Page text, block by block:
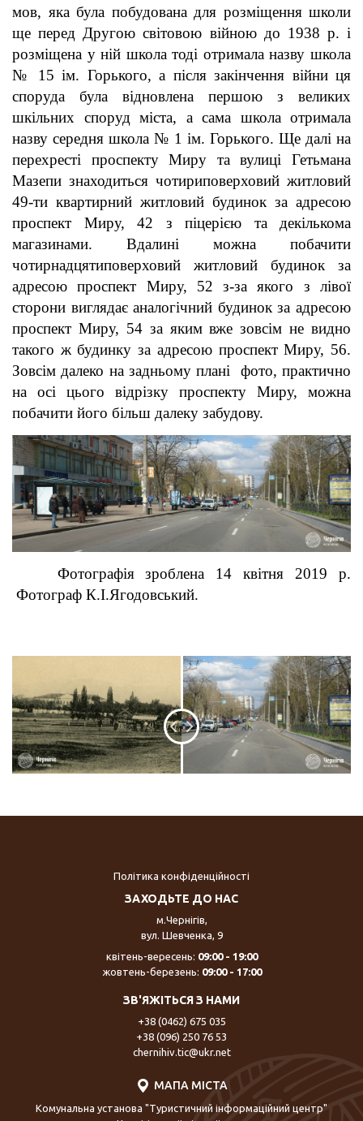
мов, яка була побудована для розміщення школи
ще перед Другою світовою війною до 1938 р. і
розміщена у ній школа тоді отримала назву школа
№ 15 ім. Горького, а після закінчення війни ця
споруда була відновлена першою з великих
шкільних споруд міста, а сама школа отримала
назву середня школа № 1 ім. Горького. Ще далі на
перехресті проспекту Миру та вулиці Гетьмана
Мазепи знаходиться чотириповерховий житловий
49-ти квартирний житловий будинок за адресою
проспект Миру, 42 з піцерією та декількома
магазинами. Вдалині можна побачити
чотирнадцятиповерховий житловий будинок за
адресою проспект Миру, 52 з-за якого з лівої
сторони виглядає аналогічний будинок за адресою
проспект Миру, 54 за яким вже зовсім не видно
такого ж будинку за адресою проспект Миру, 56.
Зовсім далеко на задньому плані фото, практично
на осі цього відрізку проспекту Миру, можна
побачити його більш далеку забудову.
Фотографія зроблена 14 квітня 2019 р.
Фотограф К.І.Ягодовський.
Політика конфіденційності
Комунальна установа "Туристичний інформаційний центр"
ЗАХОДЬТЕ ДО НАС
м.Чернігів,
вул. Шевченка, 9
квітень-вересень: 09:00 - 19:00
жовтень-березень: 09:00 - 17:00
ЗВ'ЯЖІТЬСЯ З НАМИ
+38 (0462) 675 035
+38 (096) 250 76 53
chernihiv.tic@ukr.net
МАПА МІСТА